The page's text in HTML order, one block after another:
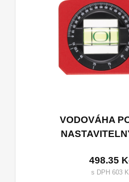
VODOVÁHA
498.35
s DPH 603